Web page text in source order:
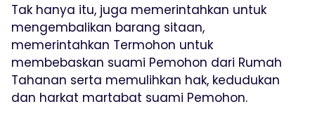
Tak hanya itu, juga memerintahkan untuk
mengembalikan barang sitaan,
memerintahkan Termohon untuk
membebaskan suami Pemohon dari Rumah
Tahanan serta memulihkan hak, kedudukan
dan harkat martabat suami Pemohon.